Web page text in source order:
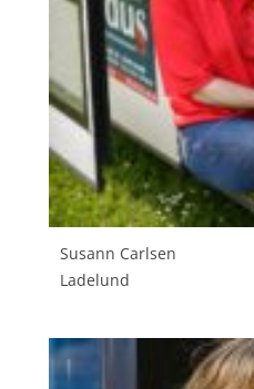
Susann Carlsen
Ladelund